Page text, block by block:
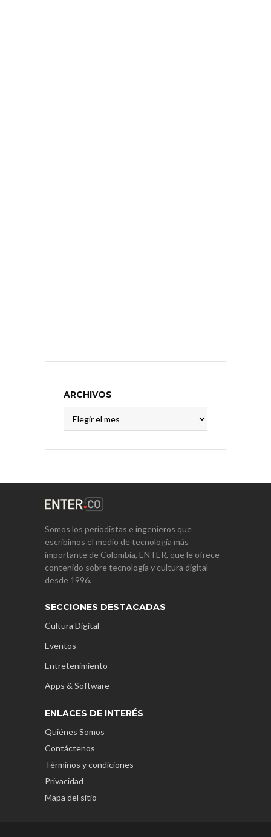
ARCHIVOS
Somos los periodistas e ingenieros que
escribimos el medio de tecnología más
importante de Colombia, ENTER, que le ofrece
contenido sobre tecnología y cultura digital
desde 1996.
SECCIONES DESTACADAS
Cultura Digital
Eventos
Entretenimiento
Apps & Software
ENLACES DE INTERÉS
Quiénes Somos
Contáctenos
Términos y condiciones
Privacidad
Mapa del sitio